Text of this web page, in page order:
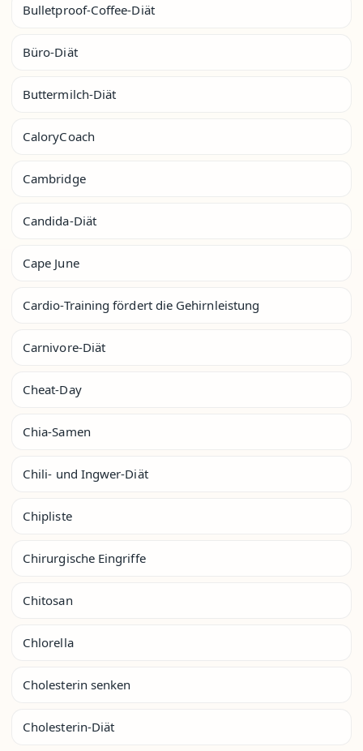
Bulletproof-Coffee-Diät
Büro-Diät
Buttermilch-Diät
CaloryCoach
Cambridge
Candida-Diät
Cape June
Cardio-Training fördert die Gehirnleistung
Carnivore-Diät
Cheat-Day
Chia-Samen
Chili- und Ingwer-Diät
Chipliste
Chirurgische Eingriffe
Chitosan
Chlorella
Cholesterin senken
Cholesterin-Diät